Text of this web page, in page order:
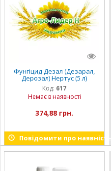
Фунгіцид Дезал (Дезарал,
Дерозал) Нертус (5 л)
Код: 617
Немає в наявності
374,88 грн.
Повідомити про наявність